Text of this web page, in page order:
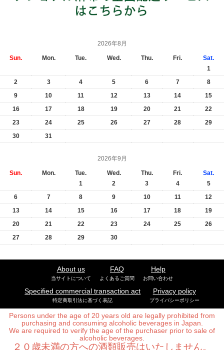
2026年8月
Sun. Mon. Tue. Wed. Thu. Fri.
Sat.
1
2
3 4 5 6 7
8
9
10 11 12 13 14
15
16
17 18 19 20 21
22
23
24 25 26 27 28
29
30
31
2026年9月
Sun. Mon. Tue. Wed. Thu. Fri.
Sat.
1
2 3 4
5
6
7 8 9 10 11
12
13
14 15 16 17 18
19
20
21 22 23 24 25
26
27
28 29 30
About us
当サイトについて
FAQ
よくあるご質問
Help
お問い合わせ
Specified commercial transaction act
特定商取引法に基づく表記
Privacy policy
プライバシーポリシー
Persons under the age of 20 years old are legally prohibited from
purchasing and consuming alcoholic beverages in Japan.
We are required to verify the age of the purchaser prior to sale of
alcoholic beverages.
２０歳未満の方への酒類販売はいたしません。